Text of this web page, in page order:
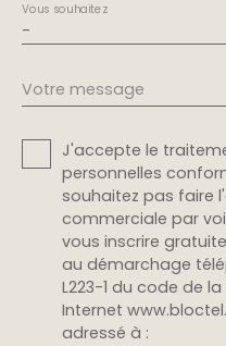
-
Vous souhaitez
Votre message
J'accepte le
personnelles
souhaitez pas faire
commerciale par
vous inscrire
au démarchage
L223-1 du code de
Internet
adressé à :